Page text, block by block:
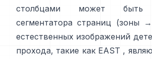
столбцами может быть
сегментатора страниц (зоны
естественных изображений
прохода, такие как EAST ,